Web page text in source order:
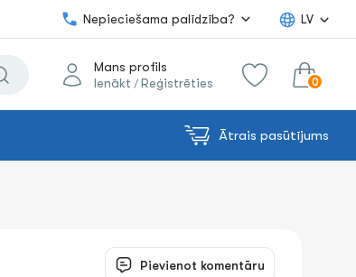
Nepieciešama palīdzība? LV
Mans profils
Ienākt / Reģistrēties 0
Ātrais pasūtījums
Pievienot komentāru